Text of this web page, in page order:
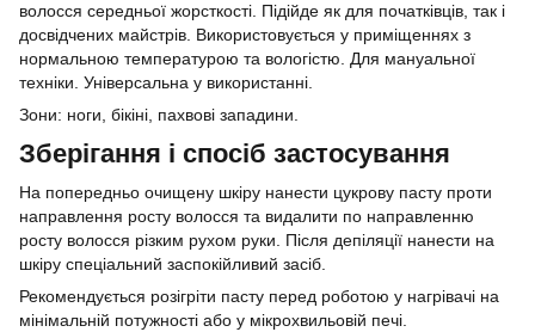
волосся середньої жорсткості. Підійде як для початківців, так і
досвідчених майстрів. Використовується у приміщеннях з
нормальною температурою та вологістю. Для мануальної
техніки. Універсальна у використанні.
Зони: ноги, бікіні, пахвові западини.
Зберігання і спосіб застосування
На попередньо очищену шкіру нанести цукрову пасту проти
направлення росту волосся та видалити по направленню
росту волосся різким рухом руки. Після депіляції нанести на
шкіру спеціальний заспокійливий засіб.
Рекомендується розігріти пасту перед роботою у нагрівачі на
мінімальній потужності або у мікрохвильовій печі.